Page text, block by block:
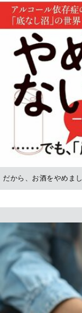
だから、お酒をやめま